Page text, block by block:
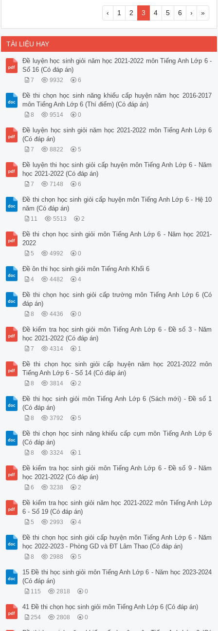
‹ 1 2 3 4 5 6 › »
TÀI LIỆU HAY
Đề luyện học sinh giỏi năm học 2021-2022 môn Tiếng Anh Lớp 6 -
Số 16 (Có đáp án)
7 9932 6
Đề thi chọn học sinh năng khiếu cấp huyện năm học 2016-2017
môn Tiếng Anh Lớp 6 (Thí điểm) (Có đáp án)
8 9514 0
Đề luyện học sinh giỏi năm học 2021-2022 môn Tiếng Anh Lớp 6
(Có đáp án)
7 8822 5
Đề luyện thi học sinh giỏi cấp huyện môn Tiếng Anh Lớp 6 - Năm
học 2021-2022 (Có đáp án)
7 7148 6
Đề thi chọn học sinh giỏi cấp huyện môn Tiếng Anh Lớp 6 - Hệ 10
năm (Có đáp án)
11 5513 2
Đề thi chọn học sinh giỏi môn Tiếng Anh Lớp 6 - Năm học 2021-
2022
5 4992 0
Đề ôn thi học sinh giỏi môn Tiếng Anh Khối 6
4 4482 4
Đề thi chọn học sinh giỏi cấp trường môn Tiếng Anh Lớp 6 (Có
đáp án)
8 4436 0
Đề kiểm tra học sinh giỏi môn Tiếng Anh Lớp 6 - Đề số 3 - Năm
học 2021-2022 (Có đáp án)
7 4314 1
Đề thi chọn học sinh giỏi cấp huyện năm học 2021-2022 môn
Tiếng Anh Lớp 6 - Số 14 (Có đáp án)
8 3814 2
Đề thi học sinh giỏi môn Tiếng Anh Lớp 6 (Sách mới) - Đề số 1
(Có đáp án)
8 3792 5
Đề thi chọn học sinh năng khiếu cấp cụm môn Tiếng Anh Lớp 6
(Có đáp án)
8 3324 1
Đề kiểm tra học sinh giỏi môn Tiếng Anh Lớp 6 - Đề số 9 - Năm
học 2021-2022 (Có đáp án)
6 3238 2
Đề kiểm tra học sinh giỏi năm học 2021-2022 môn Tiếng Anh Lớp
6 - Số 19 (Có đáp án)
5 2993 4
Đề thi chọn học sinh giỏi cấp huyện môn Tiếng Anh Lớp 6 - Năm
học 2022-2023 - Phòng GD và ĐT Lâm Thao (Có đáp án)
8 2988 5
15 Đề thi học sinh giỏi môn Tiếng Anh Lớp 6 - Năm học 2023-2024
(Có đáp án)
115 2818 0
41 Đề thi chọn học sinh giỏi môn Tiếng Anh Lớp 6 (Có đáp án)
254 2808 0